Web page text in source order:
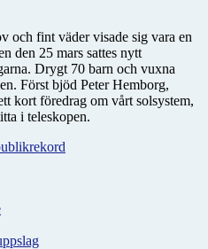
och fint väder visade sig vara en
den 25 mars sattes nytt
Drygt 70 barn och vuxna
Först bjöd Peter Hemborg,
kort föredrag om vårt solsystem,
i teleskopen.